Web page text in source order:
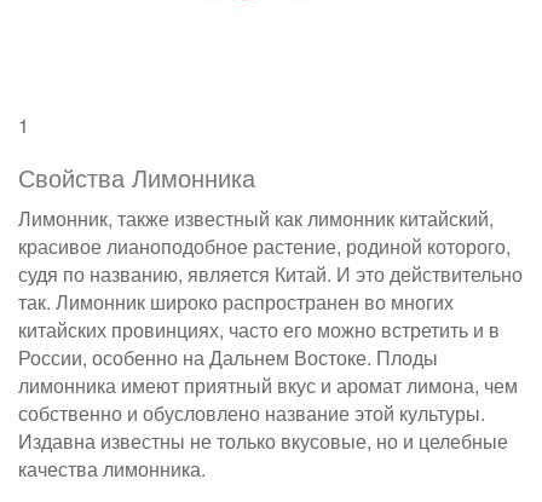
1
Свойства Лимонника
Лимонник, также известный как лимонник китайский,
красивое лианоподобное растение, родиной которого,
судя по названию, является Китай. И это действительно
так. Лимонник широко распространен во многих
китайских провинциях, часто его можно встретить и в
России, особенно на Дальнем Востоке. Плоды
лимонника имеют приятный вкус и аромат лимона, чем
собственно и обусловлено название этой культуры.
Издавна известны не только вкусовые, но и целебные
качества лимонника.